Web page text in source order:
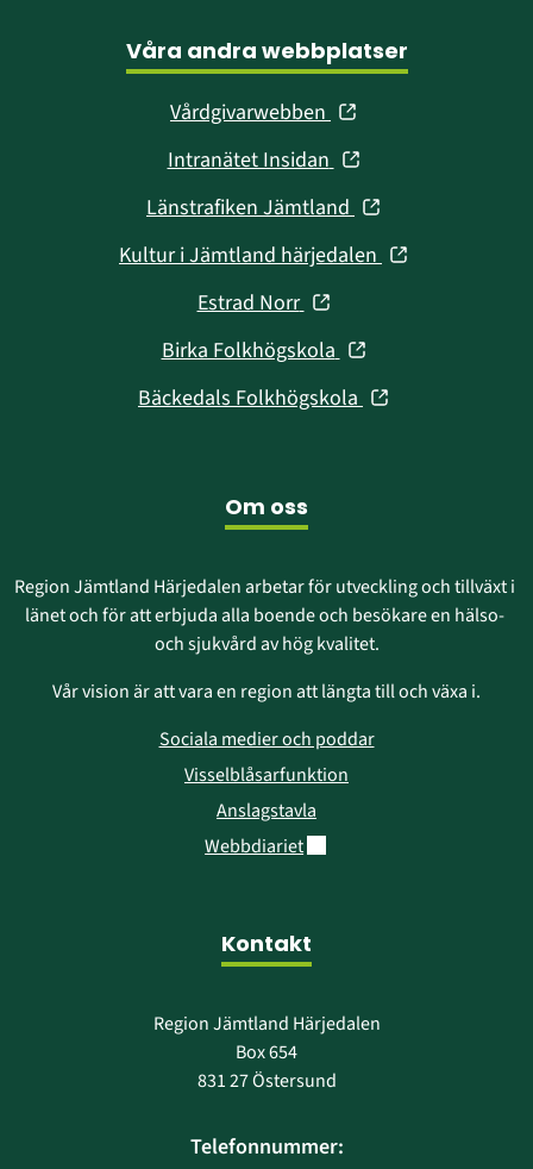
Våra andra webbplatser
Vårdgivarwebben (öppnas
nytt
fönster)
Intranätet Insidan (öppnas
nytt
fönster)
Länstrafiken Jämtland (öppnas
nytt
Kultur i Jämtland härjedalen (öppnas
Estrad Norr (öppnas
nytt
fönster)
Birka Folkhögskola (öppnas
nytt
Bäckedals Folkhögskola (öppnas
Om oss
Region Jämtland Härjedalen arbetar för utveckling och tillväxt i
länet och för att erbjuda alla boende och besökare en hälso-
och sjukvård av hög kvalitet.
Vår vision är att vara en region att längta till och växa i.
Sociala medier och poddar
Visselblåsarfunktion
Anslagstavla
WebbdiarietLänk till annan webbplats.
Kontakt
Region Jämtland Härjedalen
Box 654
831 27 Östersund
Telefonnummer: